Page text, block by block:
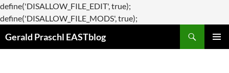
define('DISALLOW_FILE_EDIT', true);
define('DISALLOW_FILE_MODS', true);
Gerald Praschl EASTblog